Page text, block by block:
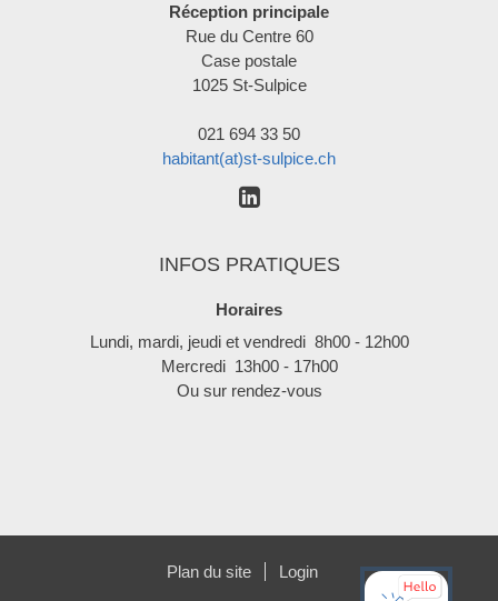
Réception principale
Rue du Centre 60
Case postale
1025 St-Sulpice
021 694 33 50
habitant(at)st-sulpice.ch
INFOS PRATIQUES
Horaires
Lundi, mardi, jeudi et vendredi 8h00 - 12h00
Mercredi 13h00 - 17h00
Ou sur rendez-vous
Plan du site
Login